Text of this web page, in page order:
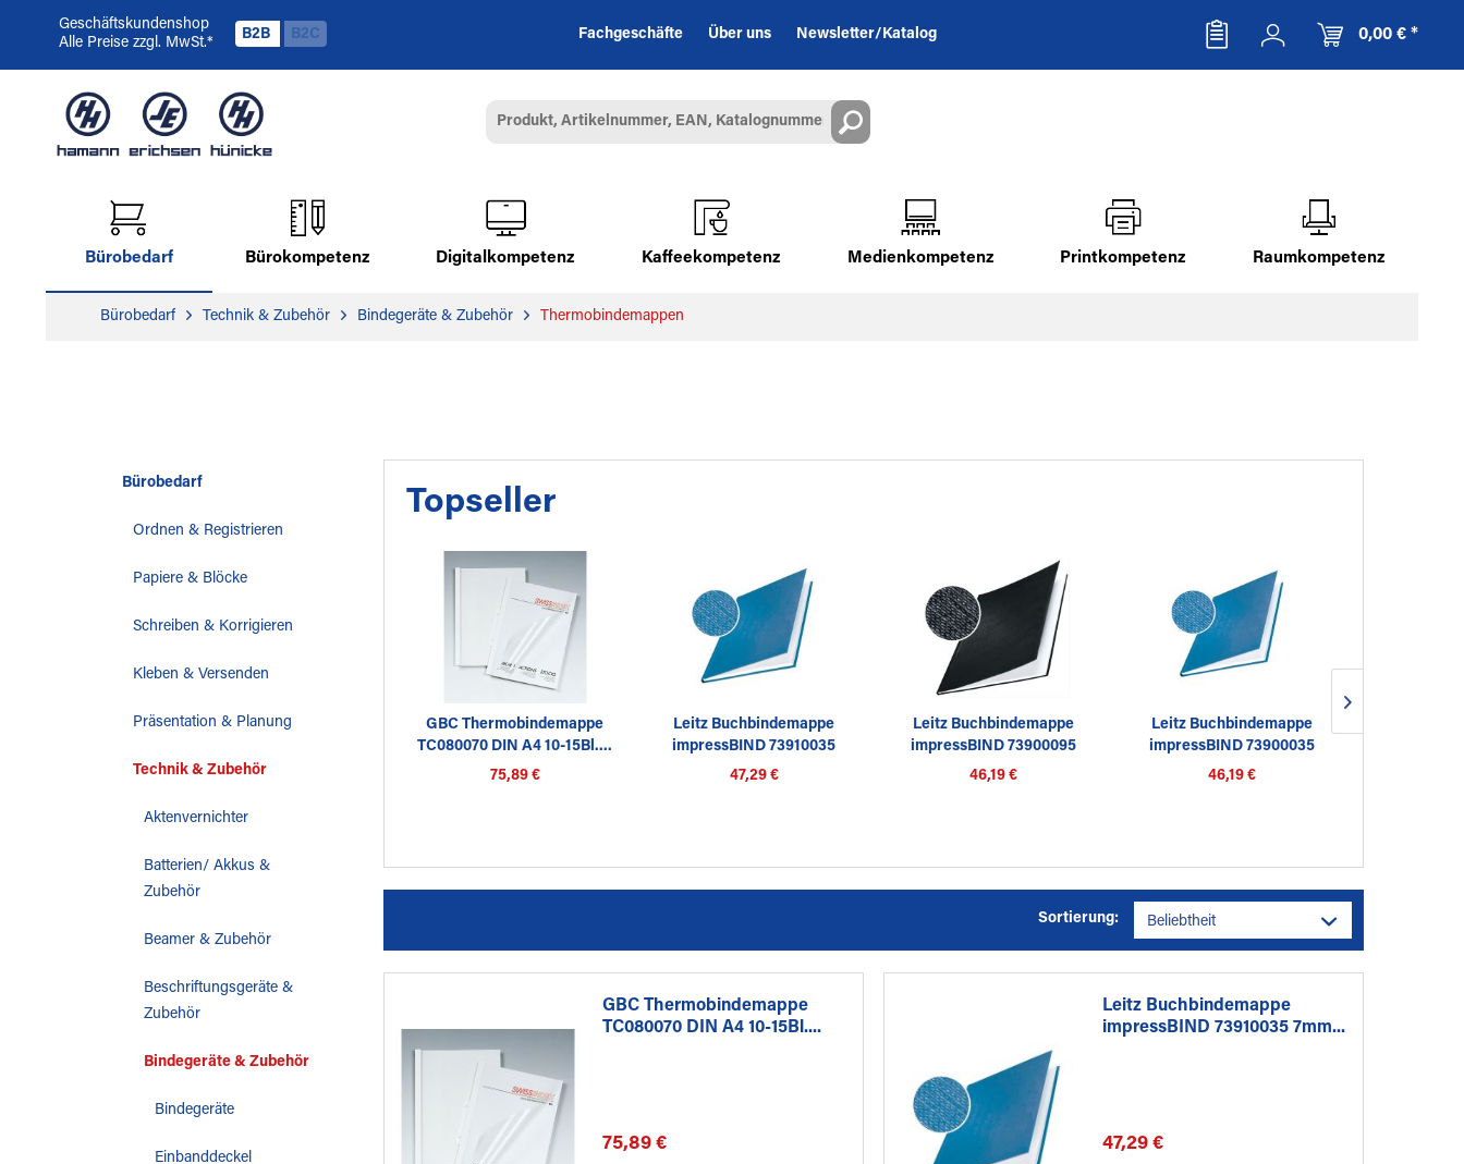
Geschäftskundenshop
Alle Preise zzgl. MwSt.*
B2B B2C Fachgeschäfte Über uns Newsletter/Katalog 0,00 € *
Bürobedarf Bürokompetenz Digitalkompetenz Kaffeekompetenz Medienkompetenz Printkompetenz Raumkompetenz
Bürobedarf Technik & Zubehör Bindegeräte & Zubehör Thermobindemappen
Bürobedarf
Ordnen & Registrieren
Papiere & Blöcke
Schreiben & Korrigieren
Kleben & Versenden
Präsentation & Planung
Technik & Zubehör
Aktenvernichter
Batterien/ Akkus &
Zubehör
Beamer & Zubehör
Beschriftungsgeräte &
Zubehör
Bindegeräte & Zubehör
Bindegeräte
Einbanddeckel
Topseller
GBC Thermobindemappe
TC080070 DIN A4 10-15Bl....
75,89 €
Leitz Buchbindemappe
impressBIND 73910035
7mm...
47,29 €
Leitz Buchbindemappe
impressBIND 73900095
3,5mm...
46,19 €
Leitz Buchbindemappe
impressBIND 73900035
3,5mm...
46,19 €
Sortierung:
GBC Thermobindemappe
TC080070 DIN A4 10-15Bl....
75,89 €
Leitz Buchbindemappe
impressBIND 73910035 7mm...
47,29 €